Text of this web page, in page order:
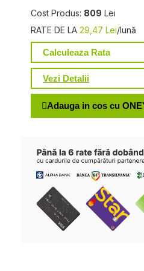
Cost Produs: 809 Lei
RATE DE LA 29,47 Lei/lună
Calculeaza Rata
Vezi Detalii
Adauga in cos cu